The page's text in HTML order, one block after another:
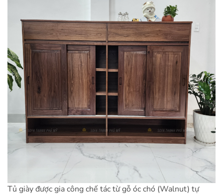
Tủ giày được gia công chế tác từ gỗ óc chó (Walnut) tự